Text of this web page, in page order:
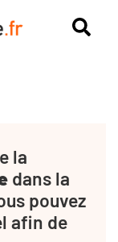
la
dans la
pouvez
afin de